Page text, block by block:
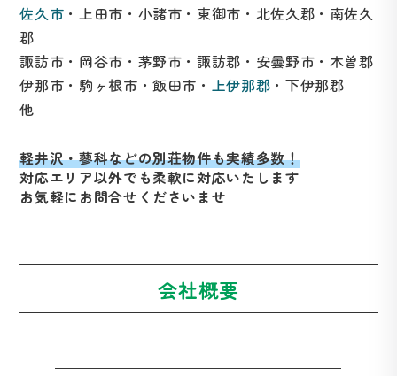
佐久市 ・上田市・小諸市・東御市・北佐久郡・南佐久
郡
諏訪市・岡谷市・茅野市・諏訪郡・安曇野市・木曽郡
伊那市・駒ヶ根市・飯田市・ 上伊那郡 ・下伊那郡
他
軽井沢・蓼科などの別荘物件も実績多数！
対応エリア以外でも柔軟に対応いたします
お気軽にお問合せくださいませ
会社概要